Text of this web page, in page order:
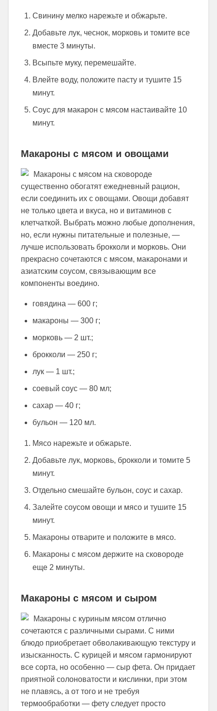
Свинину мелко нарежьте и обжарьте.
Добавьте лук, чеснок, морковь и томите все
вместе 3 минуты.
Всыпьте муку, перемешайте.
Влейте воду, положите пасту и тушите 15
минут.
Соус для макарон с мясом настаивайте 10
минут.
Макароны с мясом и овощами
Макароны с мясом на сковороде
существенно обогатят ежедневный рацион,
если соединить их с овощами. Овощи добавят
не только цвета и вкуса, но и витаминов с
клетчаткой. Выбрать можно любые дополнения,
но, если нужны питательные и полезные, —
лучше использовать брокколи и морковь. Они
прекрасно сочетаются с мясом, макаронами и
азиатским соусом, связывающим все
компоненты воедино.
говядина — 600 г;
макароны — 300 г;
морковь — 2 шт.;
брокколи — 250 г;
лук — 1 шт.;
соевый соус — 80 мл;
сахар — 40 г;
бульон — 120 мл.
Мясо нарежьте и обжарьте.
Добавьте лук, морковь, брокколи и томите 5
минут.
Отдельно смешайте бульон, соус и сахар.
Залейте соусом овощи и мясо и тушите 15
минут.
Макароны отварите и положите в мясо.
Макароны с мясом держите на сковороде
еще 2 минуты.
Макароны с мясом и сыром
Макароны с куриным мясом отлично
сочетаются с различными сырами. С ними
блюдо приобретает обволакивающую текстуру и
изысканность. С курицей и мясом гармонируют
все сорта, но особенно — сыр фета. Он придает
приятной солоноватости и кислинки, при этом
не плавясь, а от того и не требуя
термообработки — фету следует просто